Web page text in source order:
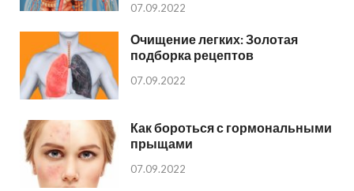
07.09.2022
Очищение легких: Золотая
подборка рецептов
07.09.2022
Как бороться с гормональными
прыщами
07.09.2022